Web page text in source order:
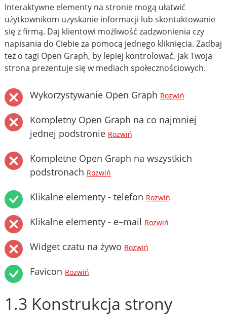
Interaktywne elementy na stronie mogą ułatwić
użytkownikom uzyskanie informacji lub skontaktowanie
się z firmą. Daj klientowi możliwość zadzwonienia czy
napisania do Ciebie za pomocą jednego kliknięcia. Zadbaj
też o tagi Open Graph, by lepiej kontrolować, jak Twoja
strona prezentuje się w mediach społecznościowych.
Wykorzystywanie Open Graph Rozwiń
Kompletny Open Graph na co najmniej
jednej podstronie Rozwiń
Kompletne Open Graph na wszystkich
podstronach Rozwiń
Klikalne elementy - telefon Rozwiń
Klikalne elementy - e–mail Rozwiń
Widget czatu na żywo Rozwiń
Favicon Rozwiń
1.3 Konstrukcja strony